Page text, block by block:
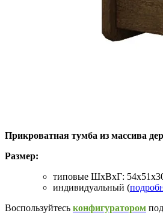
Прикроватная тумба из массива
Размер:
типовые ШхВхГ:
индивидуальный (
Воспользуйтесь конфигуратором